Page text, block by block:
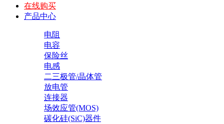
在线购买
产品中心
电阻
电容
保险丝
电感
二三极管/晶体管
放电管
连接器
场效应管(MOS)
碳化硅(SiC)器件